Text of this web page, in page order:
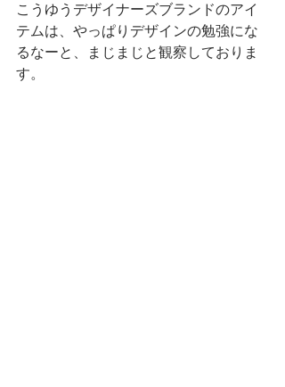
こうゆうデザイナーズブランドのアイ
テムは、やっぱりデザインの勉強にな
るなーと、まじまじと観察しておりま
す。